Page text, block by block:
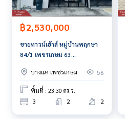
฿2,530,000
ขายทาวน์เฮ้าส์ หมู่บ้านพฤกษา
84/1 เพชรเกษม 63
บางแค เพชรเกษม
56
พื้นที่ : 23.30 ตร.ว.
3 2 2